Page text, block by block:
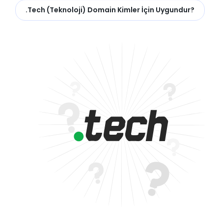
.Tech (Teknoloji) Domain Kimler İçin Uygundur?